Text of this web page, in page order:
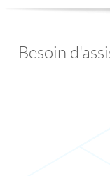
Besoin